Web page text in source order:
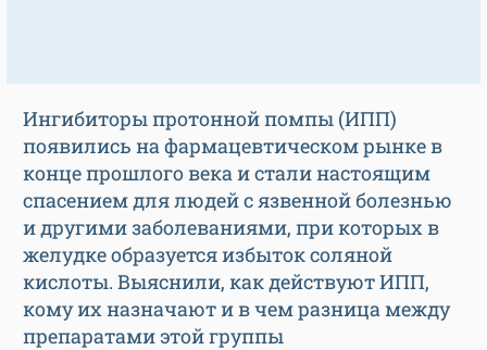
Ингибиторы протонной помпы (ИПП)
появились на фармацевтическом рынке в
конце прошлого века и стали настоящим
спасением для людей с язвенной болезнью
и другими заболеваниями, при которых в
желудке образуется избыток соляной
кислоты. Выяснили, как действуют ИПП,
кому их назначают и в чем разница между
препаратами этой группы